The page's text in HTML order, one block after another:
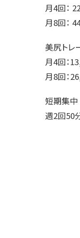
月4回：
月8回：
美尻トレー
月4回：
月8回：
短期集中 ボ
週2回50分（2